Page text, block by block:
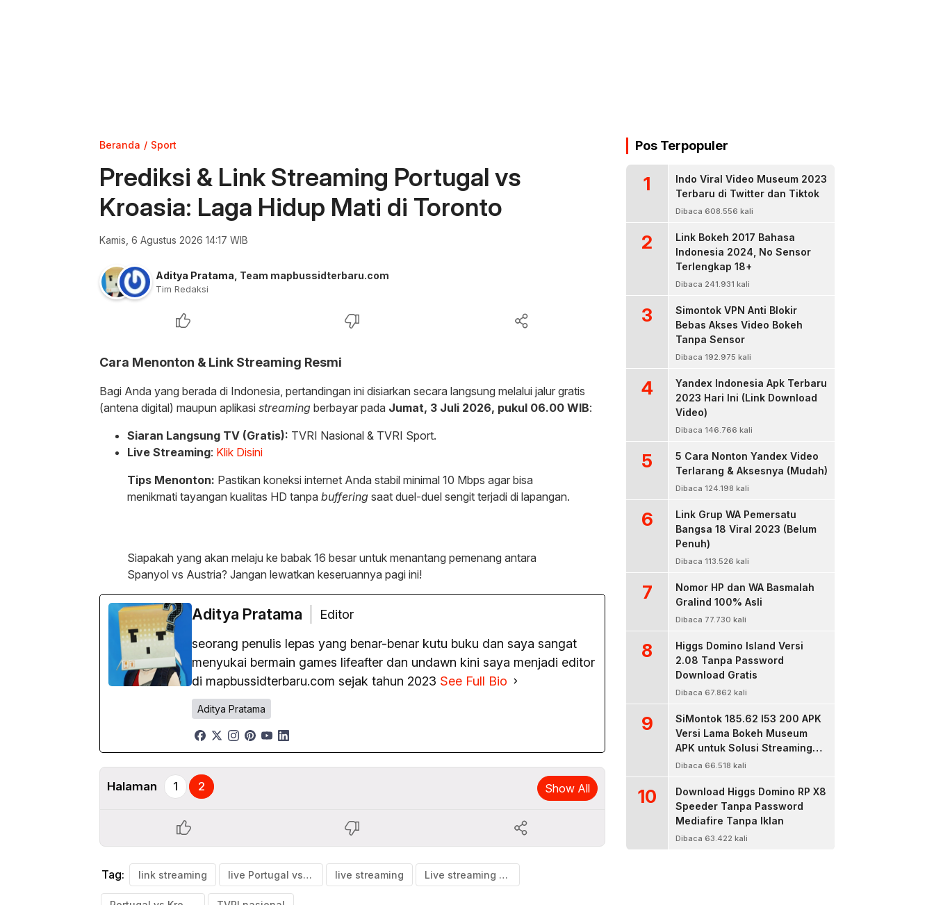
Beranda Sport
Prediksi & Link Streaming Portugal vs
Kroasia: Laga Hidup Mati di Toronto
Kamis, 6 Agustus 2026 14:17 WIB
Aditya Pratama Team mapbussidterbaru.com
Tim Redaksi
Cara Menonton & Link Streaming Resmi
Bagi Anda yang berada di Indonesia, pertandingan ini disiarkan secara langsung melalui jalur gratis
(antena digital) maupun aplikasi streaming berbayar pada Jumat, 3 Juli 2026, pukul 06.00 WIB:
Siaran Langsung TV (Gratis): TVRI Nasional & TVRI Sport.
Live Streaming: Klik Disini
Tips Menonton: Pastikan koneksi internet Anda stabil minimal 10 Mbps agar bisa
menikmati tayangan kualitas HD tanpa buffering saat duel-duel sengit terjadi di lapangan.
Siapakah yang akan melaju ke babak 16 besar untuk menantang pemenang antara
Spanyol vs Austria? Jangan lewatkan keseruannya pagi ini!
Aditya Pratama
Editor
seorang penulis lepas yang benar-benar kutu buku dan saya sangat
menyukai bermain games lifeafter dan undawn kini saya menjadi editor
di mapbussidterbaru.com sejak tahun 2023 See Full Bio
Aditya Pratama
Halaman 1 2 Show All
Tag: link streaming live Portugal vs Kroasia live streaming Live streaming Portugal vs Kroasia
Pos Terpopuler
1
Indo Viral Video Museum 2023
Terbaru di Twitter dan Tiktok
Dibaca 608.556 kali
2
Link Bokeh 2017 Bahasa
Indonesia 2024, No Sensor
Terlengkap 18+
Dibaca 241.931 kali
3
Simontok VPN Anti Blokir
Bebas Akses Video Bokeh
Tanpa Sensor
Dibaca 192.975 kali
4
Yandex Indonesia Apk Terbaru
2023 Hari Ini (Link Download
Video)
Dibaca 146.766 kali
5
5 Cara Nonton Yandex Video
Terlarang & Aksesnya (Mudah)
Dibaca 124.198 kali
6
Link Grup WA Pemersatu
Bangsa 18 Viral 2023 (Belum
Penuh)
Dibaca 113.526 kali
7
Nomor HP dan WA Basmalah
Gralind 100% Asli
Dibaca 77.730 kali
8
Higgs Domino Island Versi
2.08 Tanpa Password
Download Gratis
Dibaca 67.862 kali
9
SiMontok 185.62 l53 200 APK
Versi Lama Bokeh Museum
APK untuk Solusi Streaming
Video Bokeh Tanpa Batas
Dibaca 66.518 kali
10
Download Higgs Domino RP X8
Speeder Tanpa Password
Mediafire Tanpa Iklan
Dibaca 63.422 kali